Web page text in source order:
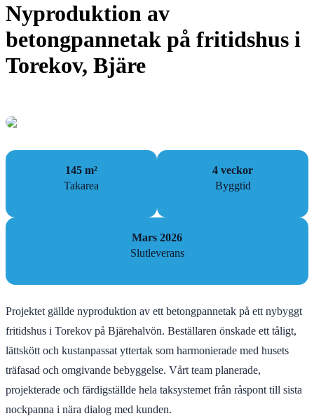
Nyproduktion av
betongpannetak på fritidshus i
Torekov, Bjäre
145 m²
Takarea
4 veckor
Byggtid
Mars 2026
Slutleverans
Projektet gällde nyproduktion av ett betongpannetak på ett nybyggt
fritidshus i Torekov på Bjärehalvön. Beställaren önskade ett tåligt,
lättskött och kustanpassat yttertak som harmonierade med husets
träfasad och omgivande bebyggelse. Vårt team planerade,
projekterade och färdigställde hela taksystemet från råspont till sista
nockpanna i nära dialog med kunden.